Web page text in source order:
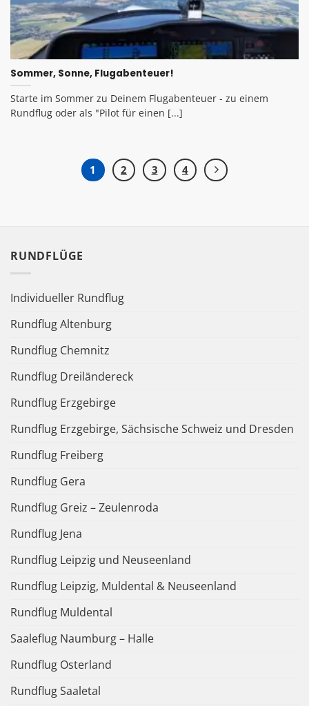
Sommer, Sonne, Flugabenteuer!
Starte im Sommer zu Deinem Flugabenteuer - zu einem
Rundflug oder als "Pilot für einen [...]
1 2 3 4
RUNDFLÜGE
Individueller Rundflug
Rundflug Altenburg
Rundflug Chemnitz
Rundflug Dreiländereck
Rundflug Erzgebirge
Rundflug Erzgebirge, Sächsische Schweiz und Dresden
Rundflug Freiberg
Rundflug Gera
Rundflug Greiz – Zeulenroda
Rundflug Jena
Rundflug Leipzig und Neuseenland
Rundflug Leipzig, Muldental & Neuseenland
Rundflug Muldental
Saaleflug Naumburg – Halle
Rundflug Osterland
Rundflug Saaletal